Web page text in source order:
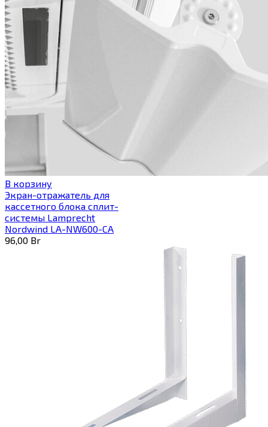
В корзину
Экран-отражатель для
кассетного блока сплит-
системы Lamprecht
Nordwind LA-NW600-CA
96,00 Br